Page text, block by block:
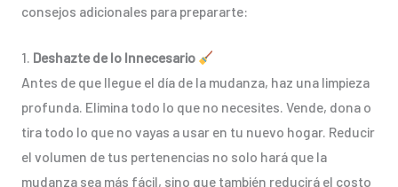
consejos adicionales para prepararte:
1. Deshazte de lo Innecesario
Antes de que llegue el día de la mudanza, haz una limpieza
profunda. Elimina todo lo que no necesites. Vende, dona o
tira todo lo que no vayas a usar en tu nuevo hogar. Reducir
el volumen de tus pertenencias no solo hará que la
mudanza sea más fácil, sino que también reducirá el costo